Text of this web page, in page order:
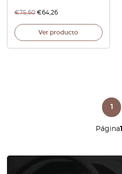
€75,60 €64,26
Ver producto
Página1
1